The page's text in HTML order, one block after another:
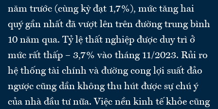
năm trước (cùng kỳ đạt 1,7%), mức tăng hai
quý gần nhất đã vượt lên trên đường trung bình
10 năm qua. Tỷ lệ thất nghiệp được duy trì ở
mức rất thấp – 3,7% vào tháng 11/2023. Rủi ro
hệ thống tài chính và đường cong lợi suất đảo
ngược cũng dần không thu hút được sự chú ý
của nhà đầu tư nữa. Việc nền kinh tế khỏe cũng